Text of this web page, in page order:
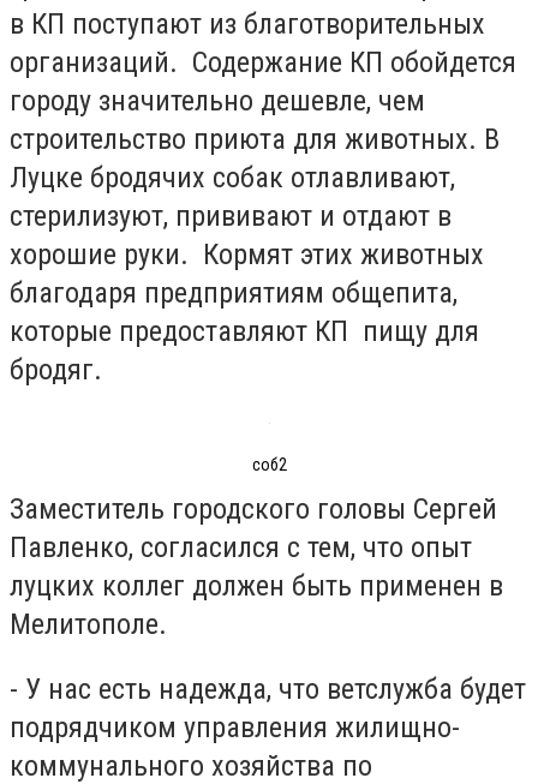
в КП поступают из благотворительных
организаций. Содержание КП обойдется
городу значительно дешевле, чем
строительство приюта для животных. В
Луцке бродячих собак отлавливают,
стерилизуют, прививают и отдают в
хорошие руки. Кормят этих животных
благодаря предприятиям общепита,
которые предоставляют КП пищу для
бродяг.
соб2
Заместитель городского головы Сергей
Павленко, согласился с тем, что опыт
луцких коллег должен быть применен в
Мелитополе.
- У нас есть надежда, что ветслужба будет
подрядчиком управления жилищно-
коммунального хозяйства по